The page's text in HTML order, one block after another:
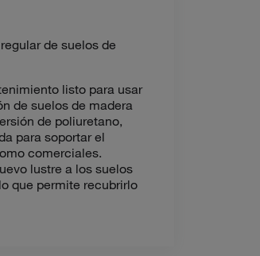
de suelos de
listo para usar
de suelos de madera
de poliuretano,
para soportar el
comerciales.
lustre a los suelos
que permite recubrirlo